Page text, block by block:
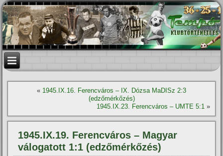
« 1945.IX.16. Ferencváros – IX. Dózsa MaDISz 2:3
(edzőmérkőzés)
1945.IX.23. Ferencváros – UMTE 5:1»
1945.IX.19. Ferencváros – Magyar
válogatott 1:1 (edzőmérkőzés)